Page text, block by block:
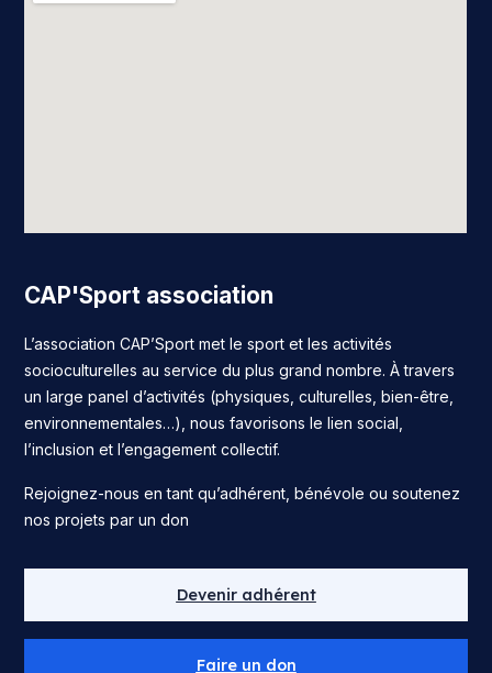
CAP'Sport association
L’association CAP’Sport met le sport et les activités
socioculturelles au service du plus grand nombre. À travers
un large panel d’activités (physiques, culturelles, bien-être,
environnementales…), nous favorisons le lien social,
l’inclusion et l’engagement collectif.
Rejoignez-nous en tant qu’adhérent, bénévole ou soutenez
nos projets par un don
Devenir adhérent
Faire un don